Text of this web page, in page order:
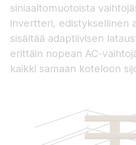
siniaaltomuotoista
invertteri, edistyksellinen
sisältää adaptiivisen
erittäin nopean AC-
kaikki samaan koteloon